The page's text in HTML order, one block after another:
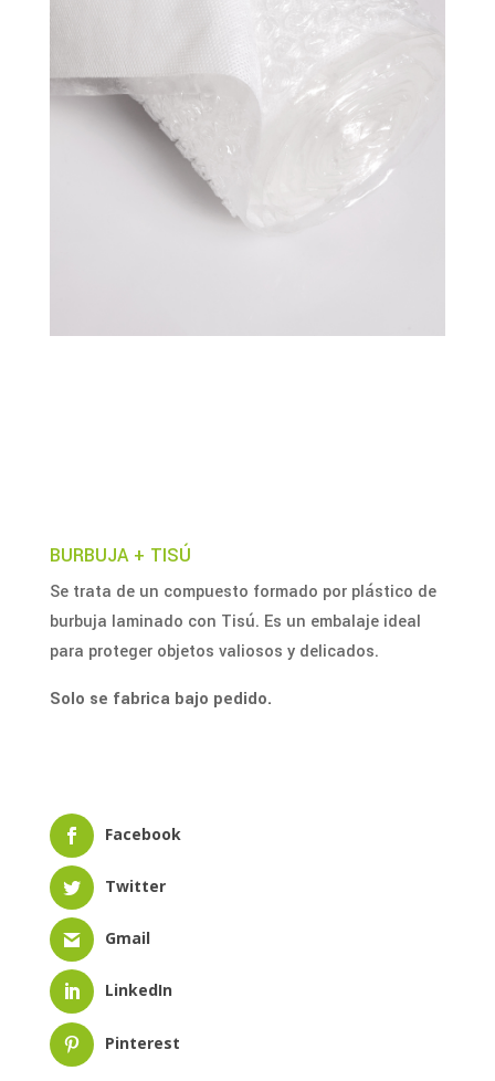
BURBUJA + TISÚ
Se trata de un compuesto formado por plástico de
burbuja laminado con Tisú. Es un embalaje ideal
para proteger objetos valiosos y delicados.
Solo se fabrica bajo pedido.
Facebook
Twitter
Gmail
LinkedIn
Pinterest